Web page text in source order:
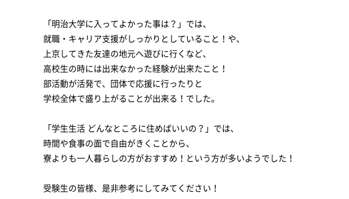
「明治大学に入ってよかった事は？」では、
就職・キャリア支援がしっかりとしていること！や、
上京してきた友達の地元へ遊びに行くなど、
高校生の時には出来なかった経験が出来たこと！
部活動が活発で、団体で応援に行ったりと
学校全体で盛り上がることが出来る！でした。
「学生生活 どんなところに住めばいいの？」では、
時間や食事の面で自由がきくことから、
寮よりも一人暮らしの方がおすすめ！という方が多いようでした！
受験生の皆様、是非参考にしてみてください！